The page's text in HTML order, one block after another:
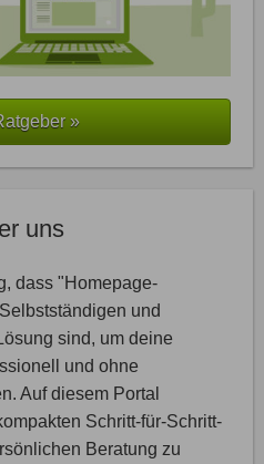
»
uns
dass "Homepage-
und
sind, um deine
und ohne
Auf diesem Portal
Schritt-für-Schritt-
Beratung zu